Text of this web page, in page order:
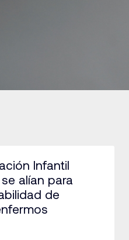
Infantil
alían para
de